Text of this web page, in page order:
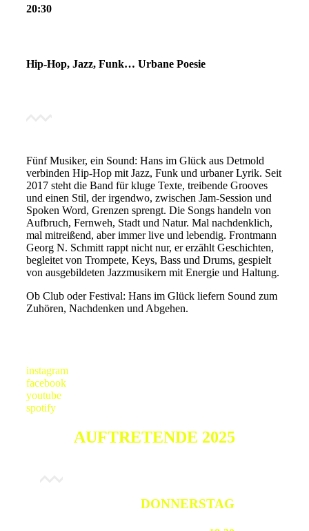
20:30
Hip-Hop, Jazz, Funk… Urbane Poesie
Fünf Musiker, ein Sound: Hans im Glück aus Detmold
verbinden Hip-Hop mit Jazz, Funk und urbaner Lyrik. Seit
2017 steht die Band für kluge Texte, treibende Grooves
und einen Stil, der irgendwo, zwischen Jam-Session und
Spoken Word, Grenzen sprengt. Die Songs handeln von
Aufbruch, Fernweh, Stadt und Natur. Mal nachdenklich,
mal mitreißend, aber immer live und lebendig. Frontmann
Georg N. Schmitt rappt nicht nur, er erzählt Geschichten,
begleitet von Trompete, Keys, Bass und Drums, gespielt
von ausgebildeten Jazzmusikern mit Energie und Haltung.
Ob Club oder Festival: Hans im Glück liefern Sound zum
Zuhören, Nachdenken und Abgehen.
instagram
facebook
youtube
spotify
AUFTRETENDE 2025
DONNERSTAG